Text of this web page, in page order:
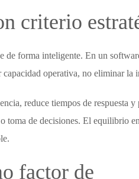
criterio
de forma inteligente. En un
operativa, no eliminar la
reduce tiempos de respuesta y
toma de decisiones. El equilibrio
factor de